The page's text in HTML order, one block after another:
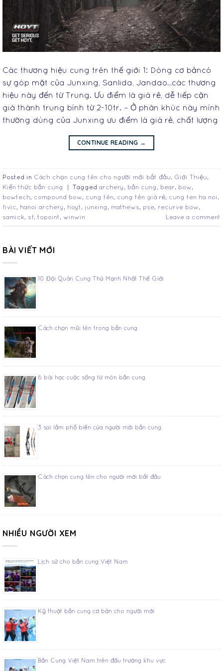
Các thương hiệu cung trên thế giới 1: Dòng cơ bảncó
sự góp mặt của Junxing, Sanlida, Jandao…các thương
hiệu này đến từ Trung. Ưu điểm là giá rẻ, dễ tiếp cận
giá thành trung bình từ 2-10tr. – Ở phân khúc này mình
thường dùng của Junxing ưu điểm là giá rẻ, chất lượng
CONTINUE READING →
Posted in Cách chọn cung tên cho người mới bắt đầu, Giới Thiệu,
Kiến thức bắn cung
| Tagged archery , bắn cung , bear, bow,
bowtech, compound bow, cung tên, cung tên giá rẻ, cung ten ha noi ,
fivic, hanoi archery , hoyt , junxing , mathews, pse, recurve bow,
samick, sf, topoint , winwin Leave a comment
BÀI VIẾT MỚI
10 Đội Quân Cung Thủ Mạnh Nhất Thế Giới
Cách chọn mũi tên trong bắn cung
6 bài học cuộc sống từ môn bắn cung
3 sai lầm phổ biến của người mới bắn cung
Cách chọn cung tên cho người mới bắt đầu
NHIỀU NGƯỜI XEM
Lịch sử cho bắn cung Việt Nam
Kỹ thuật bắn cung cơ bản cho người mới
Bắn Cung Việt Nam trên đấu trường khu vực